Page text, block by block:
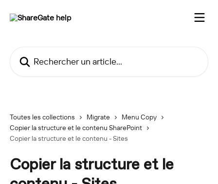
Toutes les collections Migrate
Menu Copy
Copier la structure et le contenu SharePoint
Copier la structure et le contenu - Sites
Copier la structure et le